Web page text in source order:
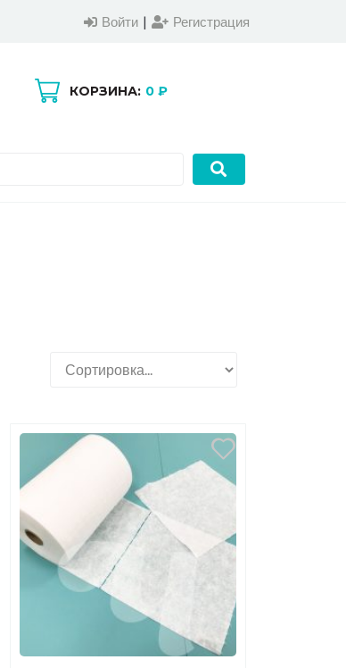
Войти | Регистрация
КОРЗИНА: 0 ₽